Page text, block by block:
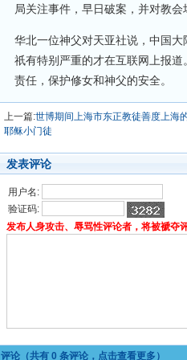
局关注事件，早日破案，并对教
华北一位神父对天亚社说，中国
祇有特别严重的才在互联网上报
责任，保护修女和神父的安全。
上一篇:世博期间上海市东正教徒善度上海
耶稣小门徒
发表评论
用户名:
验证码:
发布人身攻击、辱骂性评论者，将被褫夺
评论（共有 0 条评论，点击查看更多）